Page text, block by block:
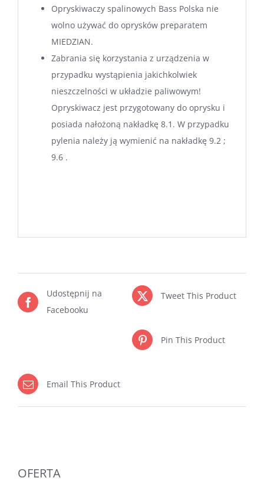
Opryskiwaczy spalinowych Bass Polska nie
wolno używać do oprysków preparatem
MIEDZIAN.
Zabrania się korzystania z urządzenia w
przypadku wystąpienia jakichkolwiek
nieszczelności w układzie paliwowym!
Opryskiwacz jest przygotowany do oprysku i
posiada nałożoną nakładkę 8.1. W przypadku
pylenia należy ją wymienić na nakładkę 9.2 ;
9.6 .
Udostępnij na
Facebooku
Tweet This Product
Pin This Product
Email This Product
OFERTA